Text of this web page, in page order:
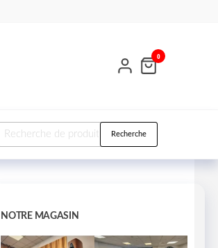
0
Recherche
NOTRE MAGASIN